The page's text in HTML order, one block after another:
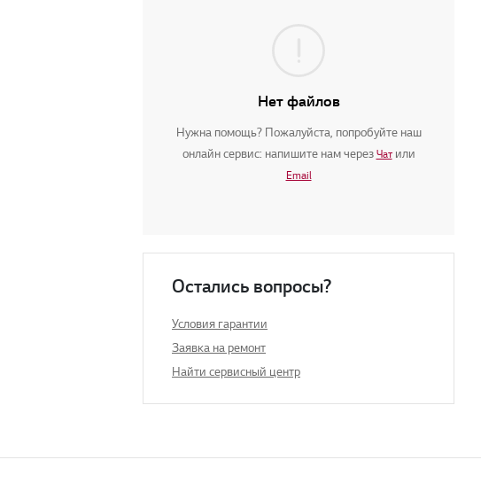
Нет файлов
Нужна помощь? Пожалуйста, попробуйте наш
онлайн сервис: напишите нам черезЧатили
Email
Остались вопросы?
Условия гарантии
Заявка на ремонт
Найти сервисный центр